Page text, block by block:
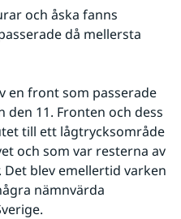
och åska fanns
då mellersta
en front som passerade
11. Fronten och dess
till ett lågtrycksområde
och som var resterna av
blev emellertid varken
nämnvärda